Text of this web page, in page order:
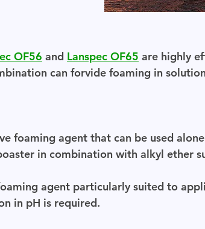
OF56 and Lanspec OF65 are highly
can forvide foaming in
foaming agent that can be used
in combination with alkyl ether
agent particularly suited to
in pH is required.